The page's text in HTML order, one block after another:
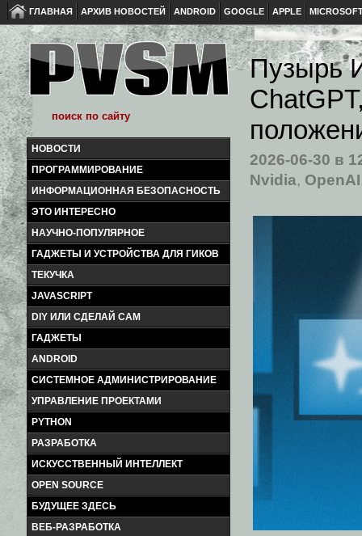
ГЛАВНАЯ АРХИВ НОВОСТЕЙ ANDROID GOOGLE APPLE
НОВОСТИ
ПРОГРАММИРОВАНИЕ
ИНФОРМАЦИОННАЯ БЕЗОПАСНОСТЬ
ЭТО ИНТЕРЕСНО
НАУЧНО-ПОПУЛЯРНОЕ
ГАДЖЕТЫ И УСТРОЙСТВА ДЛЯ ГИКОВ
ТЕКУЧКА
JAVASCRIPT
DIY ИЛИ СДЕЛАЙ САМ
ГАДЖЕТЫ
ANDROID
СИСТЕМНОЕ АДМИНИСТРИРОВАНИЕ
УПРАВЛЕНИЕ ПРОЕКТАМИ
PYTHON
РАЗРАБОТКА
ИСКУССТВЕННЫЙ ИНТЕЛЛЕКТ
OPEN SOURCE
БУДУЩЕЕ ЗДЕСЬ
ВЕБ-РАЗРАБОТКА
Пузырь
2026-06-30 в
Nvidia, OpenAI